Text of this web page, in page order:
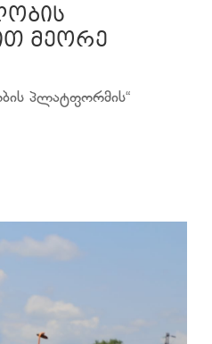
მეორე
პლატფორმის“